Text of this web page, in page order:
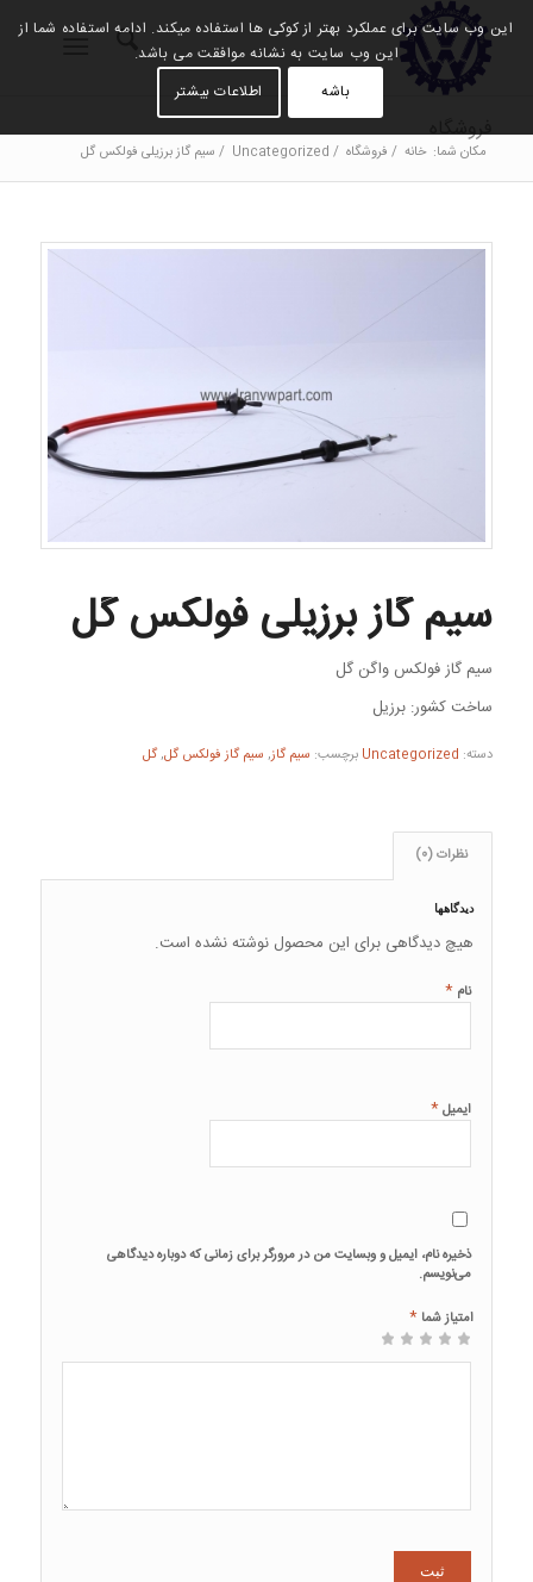
فروشگاه
مکان شما: خانه / فروشگاه /
Uncategorized
/ سیم گاز برزیلی فولکس گل
سیم گاز برزیلی فولکس گل
سیم گاز فولکس واگن گل
ساخت کشور: برزیل
دسته: Uncategorized برچسب: سیم گاز, سیم گاز فولکس گل,گل
نظرات (0)
دیدگاهها
هیچ دیدگاهی برای این محصول نوشته نشده است.
نام *
ایمیل*
ذخیره نام، ایمیل و وبسایت من در مرورگر برای زمانی که دوباره دیدگاهی
می‌نویسم.
امتیاز شما *
1
2 of
3 of 5
4 of 55 of 5 stars
این وب سایت برای عملکرد بهتر از کوکی ها استفاده میکند. ادامه استفاده شما از
این وب سایت به نشانه موافقت می باشد.
باشه
اطلاعات بیشتر